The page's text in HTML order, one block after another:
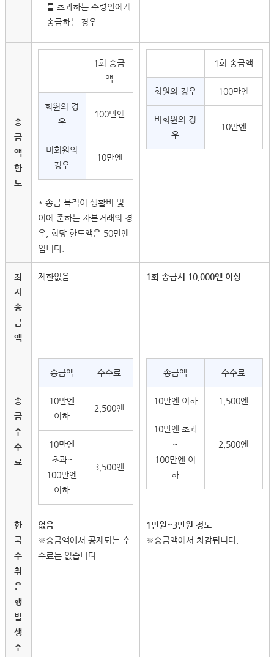
를 초과하는 수령인에게
송금하는 경우
송
금
액
한
도
1회 송금
액
회원의 경
우
100만엔
비회원의
경우
10만엔
* 송금 목적이 생활비 및
이에 준하는 자본거래의 경
우, 회당 한도액은 50만엔
입니다.
1회 송금액
회원의 경우 100만엔
비회원의 경
우
10만엔
최
저
송
금
액
제한없음 1회 송금시 10,000엔 이상
송
금
수
수
료
송금액 수수료
10만엔
이하
2,500엔
10만엔
초과~
100만엔
이하
3,500엔
송금액 수수료
10만엔 이하 1,500엔
10만엔 초과
~
100만엔 이
하
2,500엔
한
국
수
취
은
행
발
생
수
없음
※송금액에서 공제되는 수
수료는 없습니다.
1만원~3만원 정도
※송금액에서 차감됩니다.